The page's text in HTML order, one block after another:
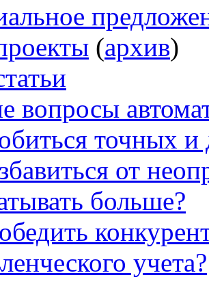
(архив)
вопросы
точных
от
больше?
учета?